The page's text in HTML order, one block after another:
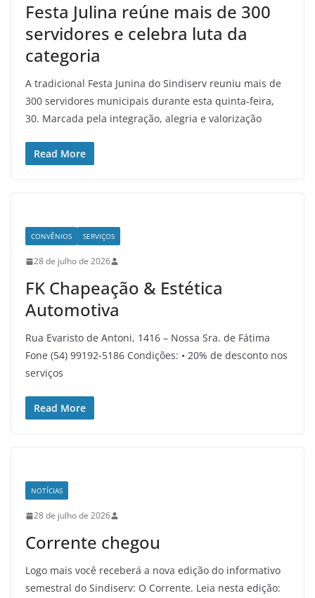
Festa Julina reúne mais de 300
servidores e celebra luta da
categoria
A tradicional Festa Junina do Sindiserv reuniu mais de
300 servidores municipais durante esta quinta-feira,
30. Marcada pela integração, alegria e valorização
Read More
CONVÊNIOS SERVIÇOS
28 de julho de 2026
FK Chapeação & Estética
Automotiva
Rua Evaristo de Antoni, 1416 – Nossa Sra. de Fátima
Fone (54) 99192-5186 Condições: • 20% de desconto nos
serviços
Read More
NOTÍCIAS
28 de julho de 2026
Corrente chegou
Logo mais você receberá a nova edição do informativo
semestral do Sindiserv: O Corrente. Leia nesta edição: